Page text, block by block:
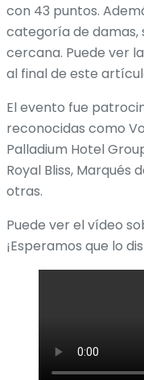
con 43 puntos.
categoría de damas,
cercana. Puede ver
al final de este
El evento fue
reconocidas como
Palladium Hotel
Royal Bliss, Marqués
otras.
Puede ver el vídeo
¡Esperamos que lo